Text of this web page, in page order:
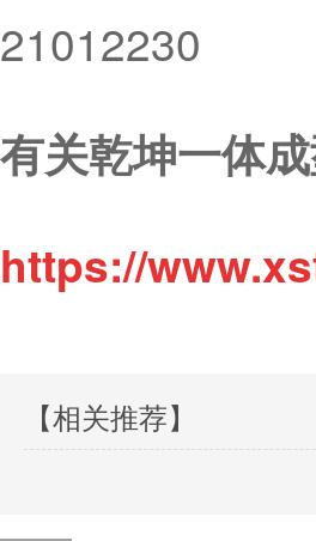
21012230
有关乾坤一体
https://
【相关推荐】